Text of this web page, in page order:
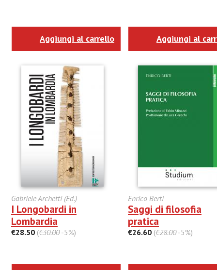
Aggiungi al carrello Aggiungi al
Gabriele Archetti (Ed.)
I Longobardi in
Lombardia
€28.50 (€30.00-5%)
Enrico Berti
Saggi di filosofia
pratica
€26.60 (€28.00-5%)